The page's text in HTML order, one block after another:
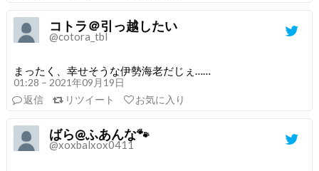
コトラ＠引っ越したい
@cotora_tbl
まったく、幸せそうな伊勢海老だじぇ……
01:28 – 2021年09月19日
返信
リツイート お気に入り
ばら@ふあんな🐾
@xoxbalxox0411